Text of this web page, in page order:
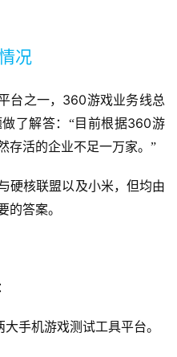
况
台之一， 360游戏业务线总
了解答：“目前根据360游
存活的企业不足一万家。”
硬核联盟以及小米，但均由
的答案。
大手机游戏测试工具平台。